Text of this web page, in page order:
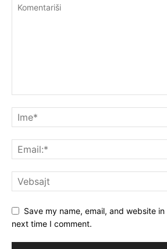
Save my name, email, and website
next time I comment.